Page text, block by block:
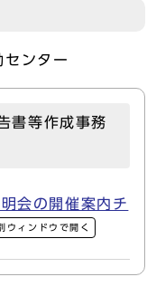
ンター
書等作成事務
会の開催案内チ
ウィンドウで開く